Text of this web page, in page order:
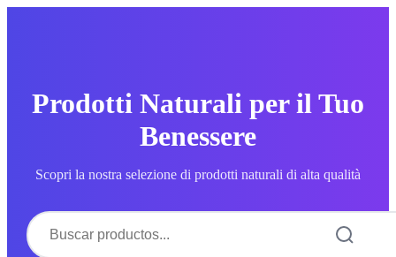
Prodotti Naturali per il Tuo
Benessere
Scopri la nostra selezione di prodotti naturali di alta qualità